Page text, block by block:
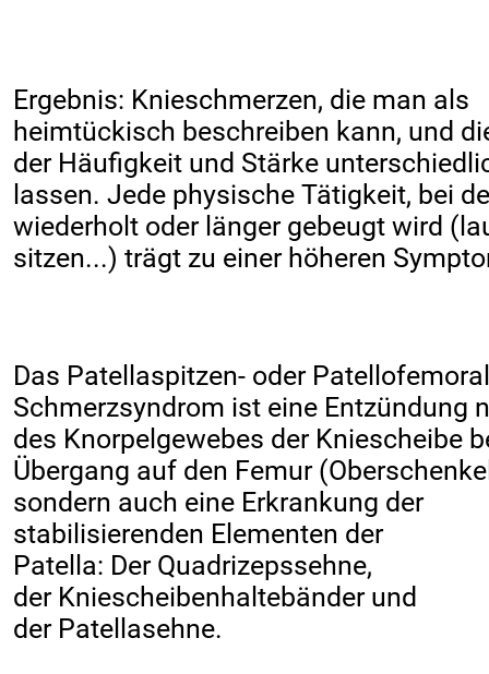
Ergebnis: Knieschmerzen, die man als
heimtückisch beschreiben kann, und
der Häufigkeit und Stärke
lassen. Jede physische Tätigkeit, bei
wiederholt oder länger gebeugt wird
sitzen...) trägt zu einer höheren
Das Patellaspitzen- oder
Schmerzsyndrom ist eine Entzündung
des Knorpelgewebes der Kniescheibe
Übergang auf den Femur
sondern auch eine Erkrankung der
stabilisierenden Elementen der
Patella: Der Quadrizepssehne,
der Kniescheibenhaltebänder und
der Patellasehne.